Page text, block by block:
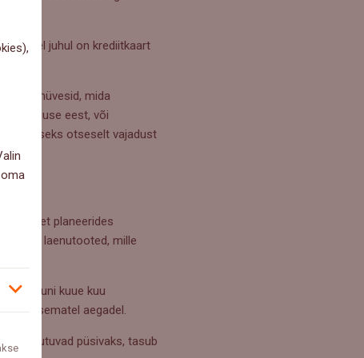
Sellisel juhul on krediitkaart
hüvesid, mida
varguse eest, või
võtmiseks otseselt vajadust
eelarvet planeerides
on laenutooted, mille
kuni kuue kuu
aegadel.
muutuvad püsivaks, tasub